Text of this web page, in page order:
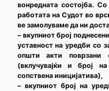
вонредната состојба.
работата на Судот во
ве замолуваме да ни
– вкупниот број
уставност на уредби со
општи акти поврзани
(вклучувајќи и број
сопствена иницијатива),
– вкупниот број на